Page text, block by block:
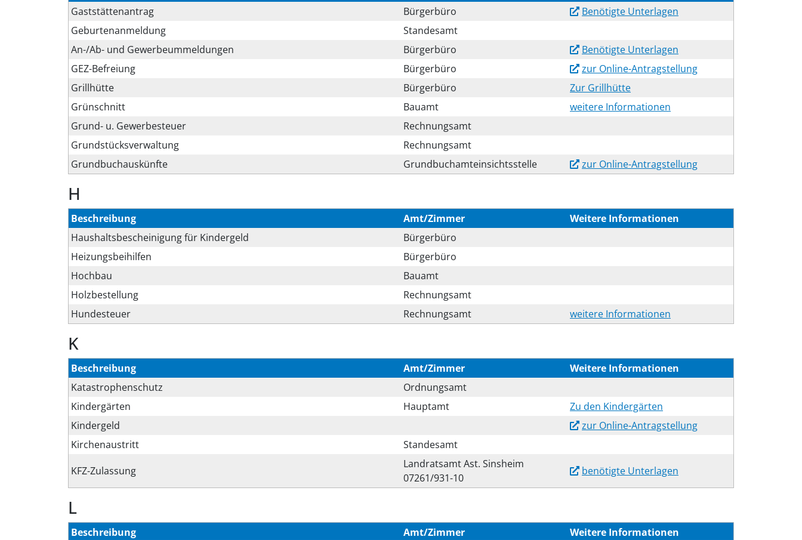
Gaststättenantrag
Bürgerbüro
Benötigte Unterlagen
Geburtenanmeldung
Standesamt
An-/Ab- und Gewerbeummeldungen
Bürgerbüro
Benötigte Unterlagen
GEZ-Befreiung
Bürgerbüro
zur Online-Antragstellung
Grillhütte
Bürgerbüro
Zur Grillhütte
Grünschnitt
Bauamt
weitere Informationen
Grund- u. Gewerbesteuer
Rechnungsamt
Grundstücksverwaltung
Rechnungsamt
Grundbuchauskünfte
Grundbuchamteinsichtsstelle zur Online-Antragstellung
H
Beschreibung Amt/Zimmer
Weitere Informationen
Haushaltsbescheinigung für Kindergeld
Bürgerbüro
Heizungsbeihilfen
Bürgerbüro
Hochbau
Bauamt
Holzbestellung
Rechnungsamt
Hundesteuer
Rechnungsamt weitere Informationen
K
Beschreibung Amt/Zimmer
Weitere Informationen
Katastrophenschutz
Ordnungsamt
Kindergärten
Hauptamt
Zu den Kindergärten
Kindergeld
zur Online-Antragstellung
Kirchenaustritt
Standesamt
KFZ-Zulassung
Landratsamt Ast. Sinsheim
07261/931-10
benötigte Unterlagen
L
Beschreibung Amt/Zimmer
Weitere Informationen